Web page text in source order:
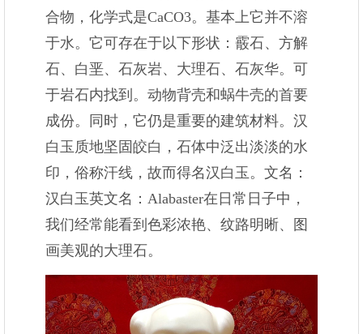
合物，化学式是CaCO3。基本上它并不溶
于水。它可存在于以下形状：霰石、方解
石、白垩、石灰岩、大理石、石灰华。可
于岩石内找到。动物背壳和蜗牛壳的首要
成份。同时，它仍是重要的建筑材料。汉
白玉质地坚固皎白，石体中泛出淡淡的水
印，俗称汗线，故而得名汉白玉。文名：
汉白玉英文名：Alabaster在日常日子中，
我们经常能看到色彩浓艳、纹路明晰、图
画美观的大理石。